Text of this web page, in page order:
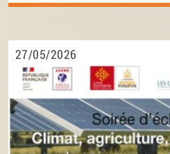
27/05/2026